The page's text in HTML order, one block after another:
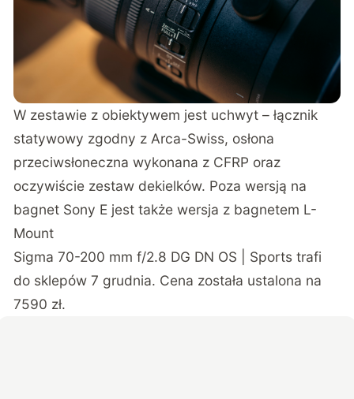
W zestawie z obiektywem jest uchwyt – łącznik
statywowy zgodny z Arca-Swiss, osłona
przeciwsłoneczna wykonana z CFRP oraz
oczywiście zestaw dekielków. Poza wersją na
bagnet Sony E jest także wersja z bagnetem L-
Mount
Sigma 70-200 mm f/2.8 DG DN OS | Sports trafi
do sklepów 7 grudnia. Cena została ustalona na
7590 zł.